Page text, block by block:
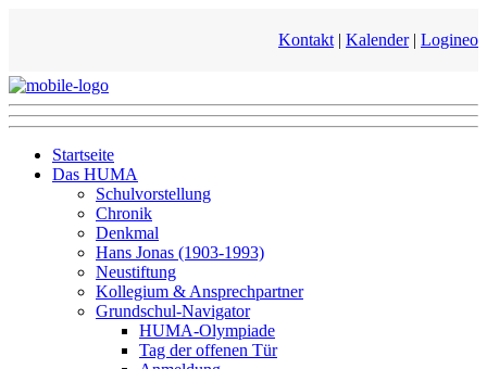
Kontakt | Kalender| Logineo
Startseite
Das HUMA
Schulvorstellung
Chronik
Denkmal
Hans Jonas (1903-1993)
Neustiftung
Kollegium & Ansprechpartner
Grundschul-Navigator
HUMA-Olympiade
Tag der offenen Tür